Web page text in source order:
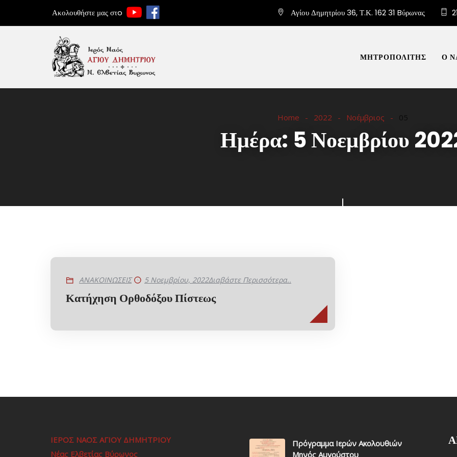
Ακολουθήστε μας στo Αγίου Δημητρίου 36, Τ.Κ. 162 31 Bύρωνας
ΜΗΤΡΟΠΟΛΙΤΗΣ Ο
Home 2022 Νοέμβριος 05
Ημέρα: 5 Νοεμβρίου
ΑΝΑΚΟΙΝΩΣΕΙΣ 5 Νοεμβρίου, 2022Διαβάστε Περισσότερα..
Κατήχηση Ορθοδόξου Πίστεως
ΙΕΡΟΣ ΝΑΟΣ ΑΓΙΟΥ ΔΗΜΗΤΡΙΟΥ
Νέας Ελβετίας Βύρωνος
Πρόγραμμα Ιερών Ακολουθιών
Μηνός Αυγούστου